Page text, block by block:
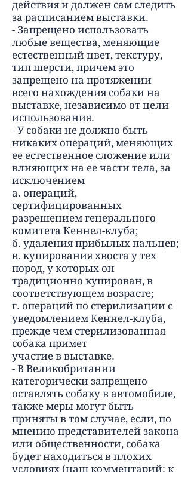
действия и должен сам следить
за расписанием выставки.
- Запрещено использовать
любые вещества, меняющие
естественный цвет, текстуру,
тип шерсти, причем это
запрещено на протяжении
всего нахождения собаки на
выставке, независимо от цели
использования.
- У собаки не должно быть
никаких операций, меняющих
ее естественное сложение или
влияющих на ее части тела, за
исключением
а. операций,
сертифицированных
разрешением генерального
комитета Кеннел-клуба;
б. удаления прибылых пальцев;
в. купирования хвоста у тех
пород, у которых он
традиционно купирован, в
соответствующем возрасте;
г. операций по стерилизации с
уведомлением Кеннел-клуба,
прежде чем стерилизованная
собака примет
участие в выставке.
- В Великобритании
категорически запрещено
оставлять собаку в автомобиле,
также меры могут быть
приняты в том случае, если, по
мнению представителей закона
или общественности, собака
будет находиться в плохих
условиях (наш комментарий: к